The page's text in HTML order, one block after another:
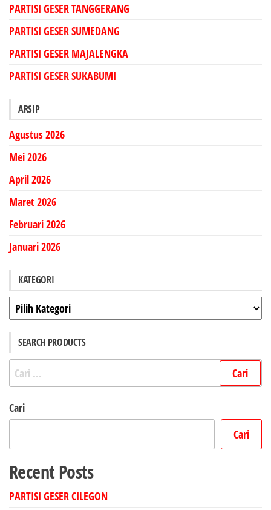
PARTISI GESER TANGGERANG
PARTISI GESER SUMEDANG
PARTISI GESER MAJALENGKA
PARTISI GESER SUKABUMI
ARSIP
Agustus 2026
Mei 2026
April 2026
Maret 2026
Februari 2026
Januari 2026
KATEGORI
Kategori
SEARCH PRODUCTS
Cari
untuk:
Cari
Cari
Recent Posts
PARTISI GESER CILEGON